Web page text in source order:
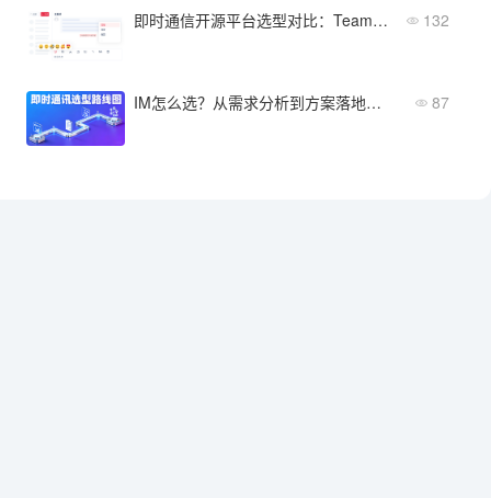
即时通信开源平台选型对比：Teams替代与私有化部署方案 132
IM怎么选？从需求分析到方案落地的完整路径 87